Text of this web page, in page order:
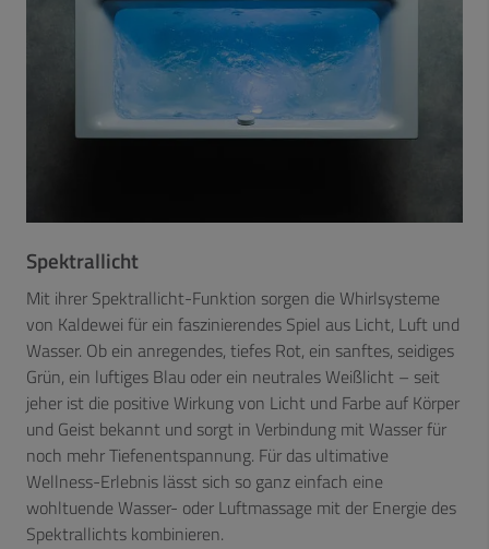
Spektrallicht
Mit ihrer Spektrallicht-Funktion sorgen die Whirlsysteme
von Kaldewei für ein faszinierendes Spiel aus Licht, Luft und
Wasser. Ob ein anregendes, tiefes Rot, ein sanftes, seidiges
Grün, ein luftiges Blau oder ein neutrales Weißlicht – seit
jeher ist die positive Wirkung von Licht und Farbe auf Körper
und Geist bekannt und sorgt in Verbindung mit Wasser für
noch mehr Tiefenentspannung. Für das ultimative
Wellness-Erlebnis lässt sich so ganz einfach eine
wohltuende Wasser- oder Luftmassage mit der Energie des
Spektrallichts kombinieren.